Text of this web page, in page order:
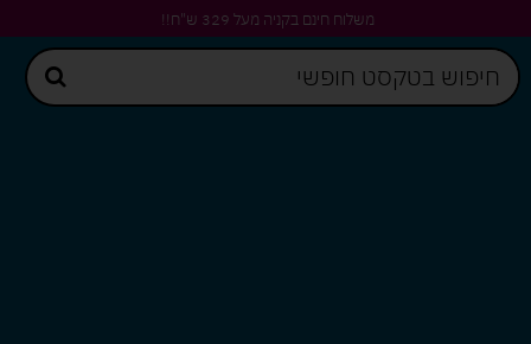
משלוח חינם בקניה מעל 329 ש"ח!!